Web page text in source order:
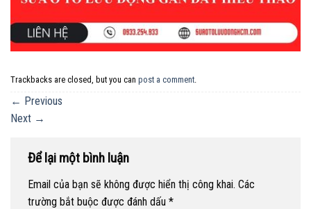
Trackbacks are closed, but you can post a comment
← Previous
Next →
Để lại một bình luận
Email của bạn sẽ không được hiển thị công khai. Các
trường bắt buộc được đánh dấu *